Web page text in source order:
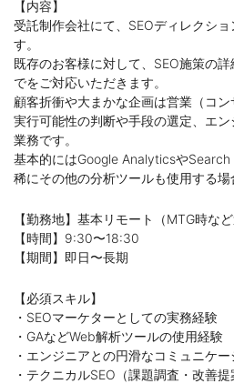
【内容】
受託制作会社にて、SEOディレクシ
す。
既存のお客様に対して、SEO施策の
でをご対応いただきます。
顧客折衝や大まかな企画は営業（コン
実行可能性の判断や手段の選定、エ
業務です。
基本的にはGoogle AnalyticsやSearch
稀にその他の分析ツールも使用する場
【勤務地】基本リモート（MTG時な
【時間】9:30〜18:30
【期間】即日〜長期
【必須スキル】
・SEOマーケターとしての実務経験
・GAなどWeb解析ツールの使用経験
・エンジニアとの円滑なコミュニケ
・テクニカルSEO（課題調査・改善